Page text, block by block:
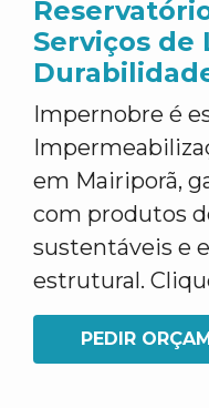
Serviços de
Impernobre é
em Mairiporã,
com produtos
sustentáveis e
estrutural.
PEDIR